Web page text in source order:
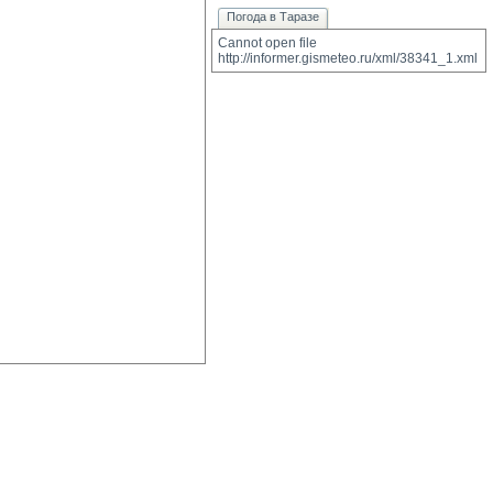
Погода в Таразе
Cannot open file
http://informer.gismeteo.ru/xml/38341_1.xml